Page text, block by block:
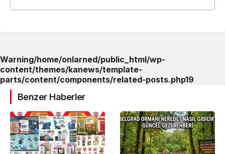
Warning/home/onlarned/public_html/wp-
content/themes/kanews/template-
parts/content/components/related-posts.php19
Benzer Haberler